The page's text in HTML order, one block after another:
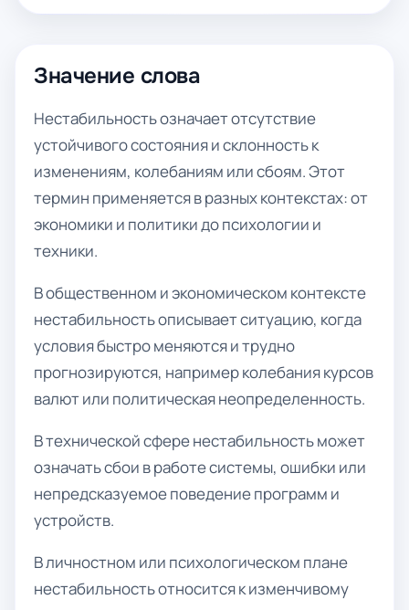
Значение слова
Нестабильность означает отсутствие
устойчивого состояния и склонность к
изменениям, колебаниям или сбоям. Этот
термин применяется в разных контекстах: от
экономики и политики до психологии и
техники.
В общественном и экономическом контексте
нестабильность описывает ситуацию, когда
условия быстро меняются и трудно
прогнозируются, например колебания курсов
валют или политическая неопределенность.
В технической сфере нестабильность может
означать сбои в работе системы, ошибки или
непредсказуемое поведение программ и
устройств.
В личностном или психологическом плане
нестабильность относится к изменчивому